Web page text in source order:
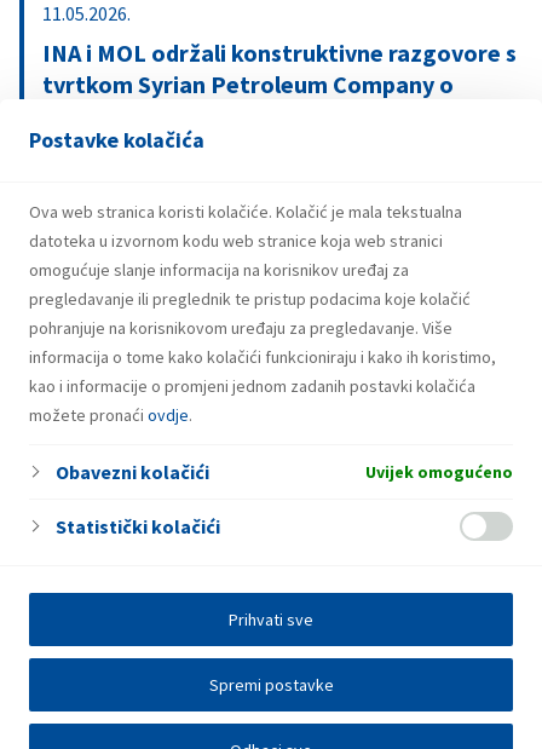
Postavke kolačića
Ova web stranica koristi kolačiće. Kolačić je mala tekstualna
datoteka u izvornom kodu web stranice koja web stranici
omogućuje slanje informacija na korisnikov uređaj za
pregledavanje ili preglednik te pristup podacima koje kolačić
pohranjuje na korisnikovom uređaju za pregledavanje. Više
informacija o tome kako kolačići funkcioniraju i kako ih koristimo,
kao i informacije o promjeni jednom zadanih postavki kolačića
možete pronaći ovdje.
Obavezni kolačići Uvijek omogućeno
Statistički kolačići
Spremi postavke
Prihvati sve
11.05.2026.
INA i MOL održali konstruktivne razgovore s
tvrtkom Syrian Petroleum Company o
Prethodna
1 2 3 … 112
Sljedeća